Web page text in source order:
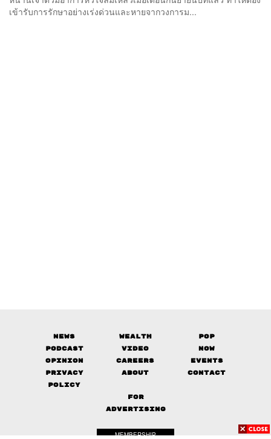
เข้ารับการรักษาอย่างเร่งด่วนและหายจากวงการม...
News Wealth
Pop
Podcast
Video
Now
Opinion
Careers
Events
Privacy
Policy
About Contact
FOR
ADVERTISING
MEMBERSHIP